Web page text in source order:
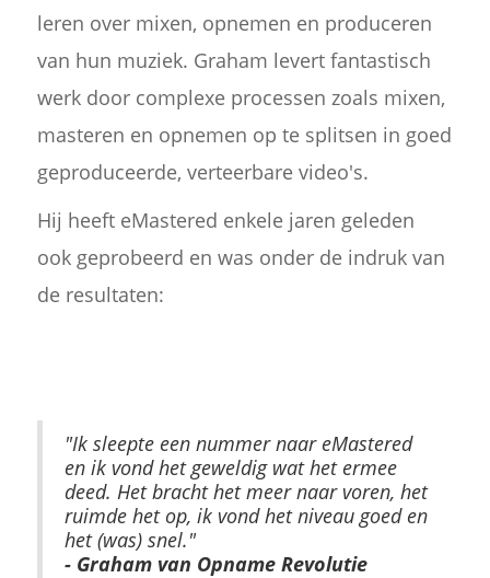
leren over mixen, opnemen en produceren
van hun muziek. Graham levert fantastisch
werk door complexe processen zoals mixen,
masteren en opnemen op te splitsen in goed
geproduceerde, verteerbare video's.
Hij heeft eMastered enkele jaren geleden
ook geprobeerd en was onder de indruk van
de resultaten:
"Ik sleepte een nummer naar eMastered
en ik vond het geweldig wat het ermee
deed. Het bracht het meer naar voren, het
ruimde het op, ik vond het niveau goed en
het (was) snel."
- Graham van Opname Revolutie